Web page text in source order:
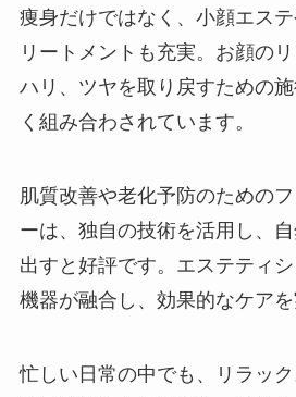
痩身だけではなく、小顔エス
リートメントも充実。お顔の
ハリ、ツヤを取り戻すための
く組み合わされています。
肌質改善や老化予防のための
ーは、独自の技術を活用し、
出すと好評です。エステティ
機器が融合し、効果的なケアを
忙しい日常の中でも、リラッ